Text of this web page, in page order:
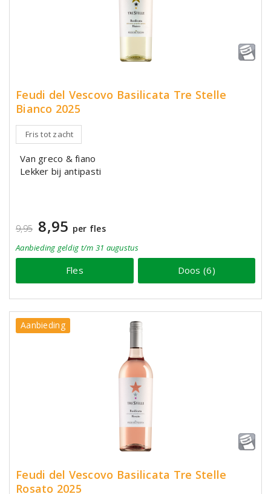
Feudi del Vescovo Basilicata Tre Stelle
Bianco 2025
Fris tot zacht
Van greco & fiano
Lekker bij antipasti
9,95 8,95 per fles
Aanbieding geldig t/m 31 augustus
Fles Doos (6)
Aanbieding
Feudi del Vescovo Basilicata Tre Stelle
Rosato 2025